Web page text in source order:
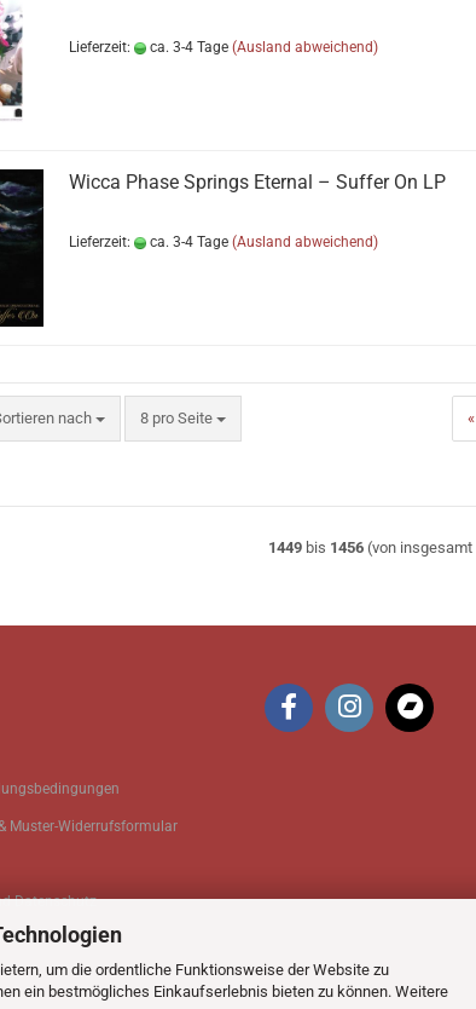
um die ordentliche Funktionsweise der Website zu
ein bestmögliches Einkaufserlebnis bieten zu können. Weitere
Lieferzeit: ca. 3-4 Tage (Ausland abweichend)
Wicca Phase Springs Eternal ‎– Suffer On LP
Lieferzeit: ca. 3-4 Tage (Ausland abweichend)
nach
nach 8 pro Seite
pro Seite «
1449bis 1456(von insgesamt
Muster-Widerrufsformular
Datenschutz